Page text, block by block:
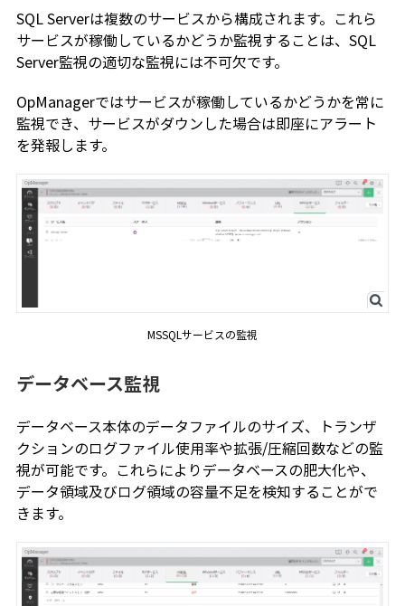
SQL Serverは複数のサービスから構成されます。これら
サービスが稼働しているかどうか監視することは、SQL
Server監視の適切な監視には不可欠です。
OpManagerではサービスが稼働しているかどうかを常に
監視でき、サービスがダウンした場合は即座にアラート
を発報します。
MSSQLサービスの監視
データベース監視
データベース本体のデータファイルのサイズ、トランザ
クションのログファイル使用率や拡張/圧縮回数などの監
視が可能です。これらによりデータベースの肥大化や、
データ領域及びログ領域の容量不足を検知することがで
きます。